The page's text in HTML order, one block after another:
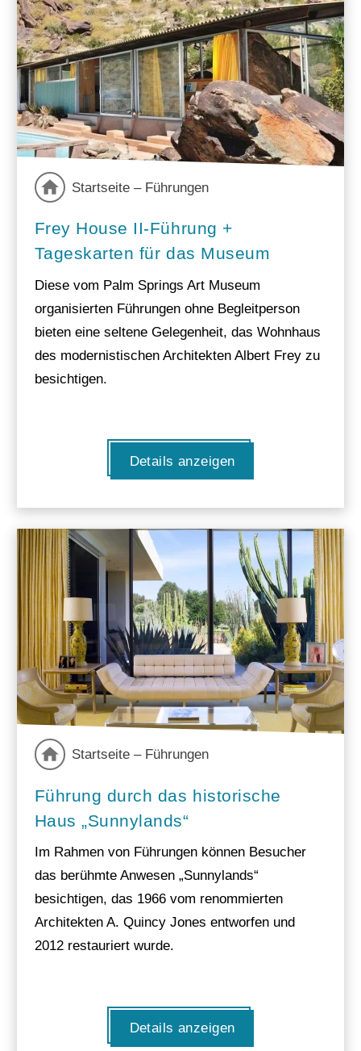
Startseite – Führungen
Frey House II-Führung +
Tageskarten für das Museum
Diese vom Palm Springs Art Museum
organisierten Führungen ohne Begleitperson
bieten eine seltene Gelegenheit, das Wohnhaus
des modernistischen Architekten Albert Frey zu
besichtigen.
Details anzeigen
Startseite – Führungen
Führung durch das historische
Haus „Sunnylands“
Im Rahmen von Führungen können Besucher
das berühmte Anwesen „Sunnylands“
besichtigen, das 1966 vom renommierten
Architekten A. Quincy Jones entworfen und
2012 restauriert wurde.
Details anzeigen